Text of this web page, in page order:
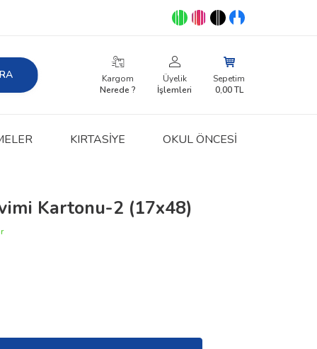
Kargom
Nerede ?
Üyelik
İşlemleri
Sepetim
0,00TL
KIRTASIYE OKUL ÖNCESİ
Kartonu-2 (17x48)